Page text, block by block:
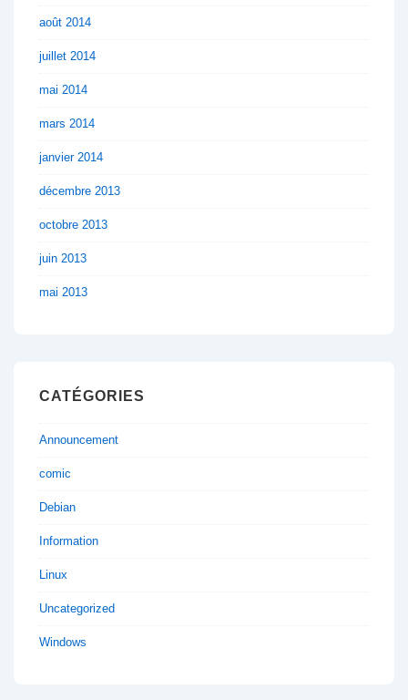
août 2014
juillet 2014
mai 2014
mars 2014
janvier 2014
décembre 2013
octobre 2013
juin 2013
mai 2013
CATÉGORIES
Announcement
comic
Debian
Information
Linux
Uncategorized
Windows